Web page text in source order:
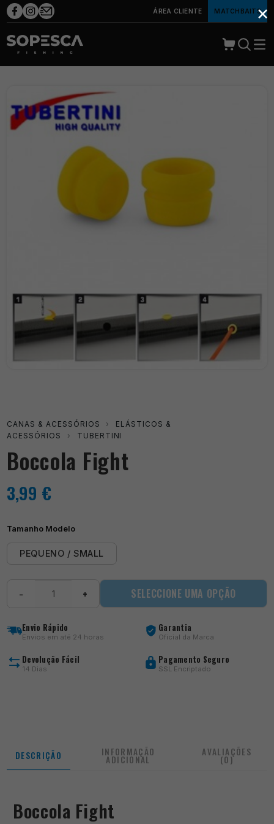
ÁREA CLIENTE MATCHBAITS
CANAS & ACESSÓRIOS ›
ELÁSTICOS &
ACESSÓRIOS
› TUBERTINI
Boccola Fight
3,99 €
Tamanho Modelo
PEQUENO / SMALL
− + SELECCIONE UMA OPÇÃO
Envio Rápido
Envios em até 24 horas
Garantia
Oficial da Marca
Devolução Fácil
14 Dias
Pagamento Seguro
SSL Encriptado
DESCRIÇÃO INFORMAÇÃO
ADICIONAL
AVALIAÇÕES
(0)
Boccola Fight
×